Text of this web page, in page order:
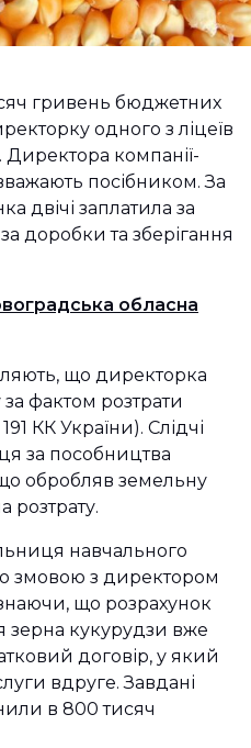
гривень бюджетних
одного з ліцеїв
Директора компанії-
посібником. За
двічі заплатила за
доробки та зберігання
обласна
що директорка
фактом розтрати
КК України). Слідчі
за пособництва
обробляв земельну
розтрату.
навчального
змовою з директором
що розрахунок
зерна кукурудзи вже
договір, у який
вдруге. Завдані
в 800 тисяч